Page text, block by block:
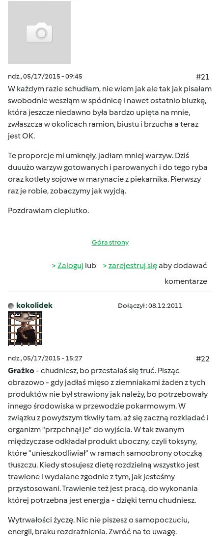
ndz., 05/17/2015 - 09:45
#21
W każdym razie schudłam, nie wiem jak ale tak jak pisałam
swobodnie weszłąm w spódnicę i nawet ostatnio bluzkę,
która jeszcze niedawno była bardzo upięta na mnie,
zwłaszcza w okolicach ramion, biustu i brzucha a teraz
jest OK.
Te proporcje mi umknęły, jadłam mniej warzyw. Dziś
duuużo warzyw gotowanych i parowanych i do tego ryba
oraz kotlety sojowe w marynacie z piekarnika. Pierwszy
raz je robie, zobaczymy jak wyjdą.
Pozdrawiam cieplutko.
Góra strony
Zaloguj lub zarejestruj sięaby dodawać
komentarze
kokolidek Dołączył : 08.12.2011
ndz., 05/17/2015 - 15:27
#22
Grażko- chudniesz, bo przestałaś się truć. Pisząc
obrazowo - gdy jadłaś mięso z ziemniakami żaden z tych
produktów nie był strawiony jak należy, bo potrzebowały
innego środowiska w przewodzie pokarmowym. W
związku z powyższym tkwiły tam, aż się zaczną rozkladać i
organizm "przpchnął je" do wyjścia. W tak zwanym
międzyczase odkładał produkt uboczny, czyli toksyny,
które "unieszkodliwiał" w ramach samoobrony otoczką
tłuszczu. Kiedy stosujesz dietę rozdzielną wszystko jest
trawione i wydalane zgodnie z tym, jak jesteśmy
przystosowani. Trawienie też jest pracą, do wykonania
której potrzebna jest energia - dzięki temu chudniesz.
Wytrwałości życzę. Nic nie piszesz o samopoczuciu,
energii, braku rozdrażnienia. Zwróć na to uwagę.